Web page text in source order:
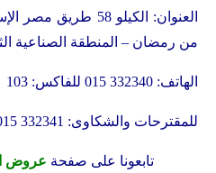
العنوان: الكيلو 58
من رمضان – المنطقة الصناعية
الهاتف: 332340 015 للفاكس: 103
للمقترحات والشكاوى: 332341 015 او
تابعونا على صفحة عروض